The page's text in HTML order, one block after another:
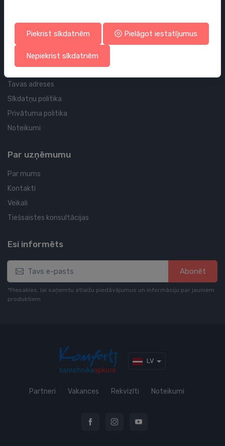
Profila un piegādes informācija
Tavs konts
Tavi pasūtījumi
Tavas adreses
Sīkdatņu politika
Privātuma politika
Noteikumi
Par uzņēmumu
Par mums
Kontakti
Veikali
Tiešsaistes konsultācijas
Esi informēts
Abonēt
*Piesakies, lai saņemtu atlaižu piedāvājumus un informāciju par jauniem
produktiem
LV
Partneri Vakances Rekvizīti Noteikumi
Piekrist sīkdatnēm Pielāgot iestatījumus
Nepiekrist sīkdatnēm